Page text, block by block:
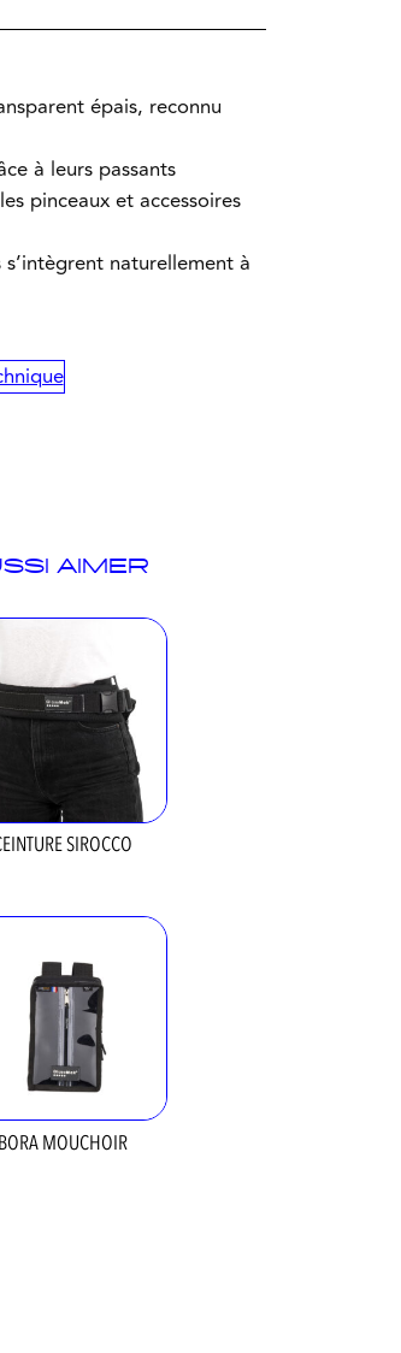
épais, reconnu
à leurs passants
pinceaux et accessoires
naturellement à
AIMER
SIROCCO
BORA MOUCHOIR